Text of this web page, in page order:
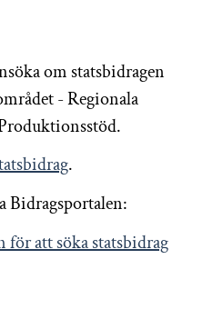
om statsbidragen
- Regionala
.
Bidragsportalen:
att söka statsbidrag